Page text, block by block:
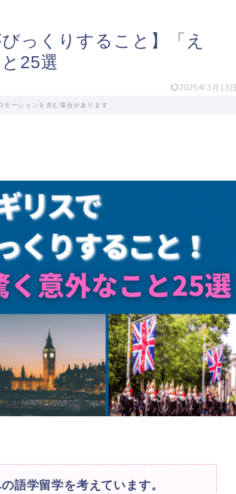
っくりすること】「え
25選
2025年3月13日
モーションを含む場合があります
語学留学を考えています。